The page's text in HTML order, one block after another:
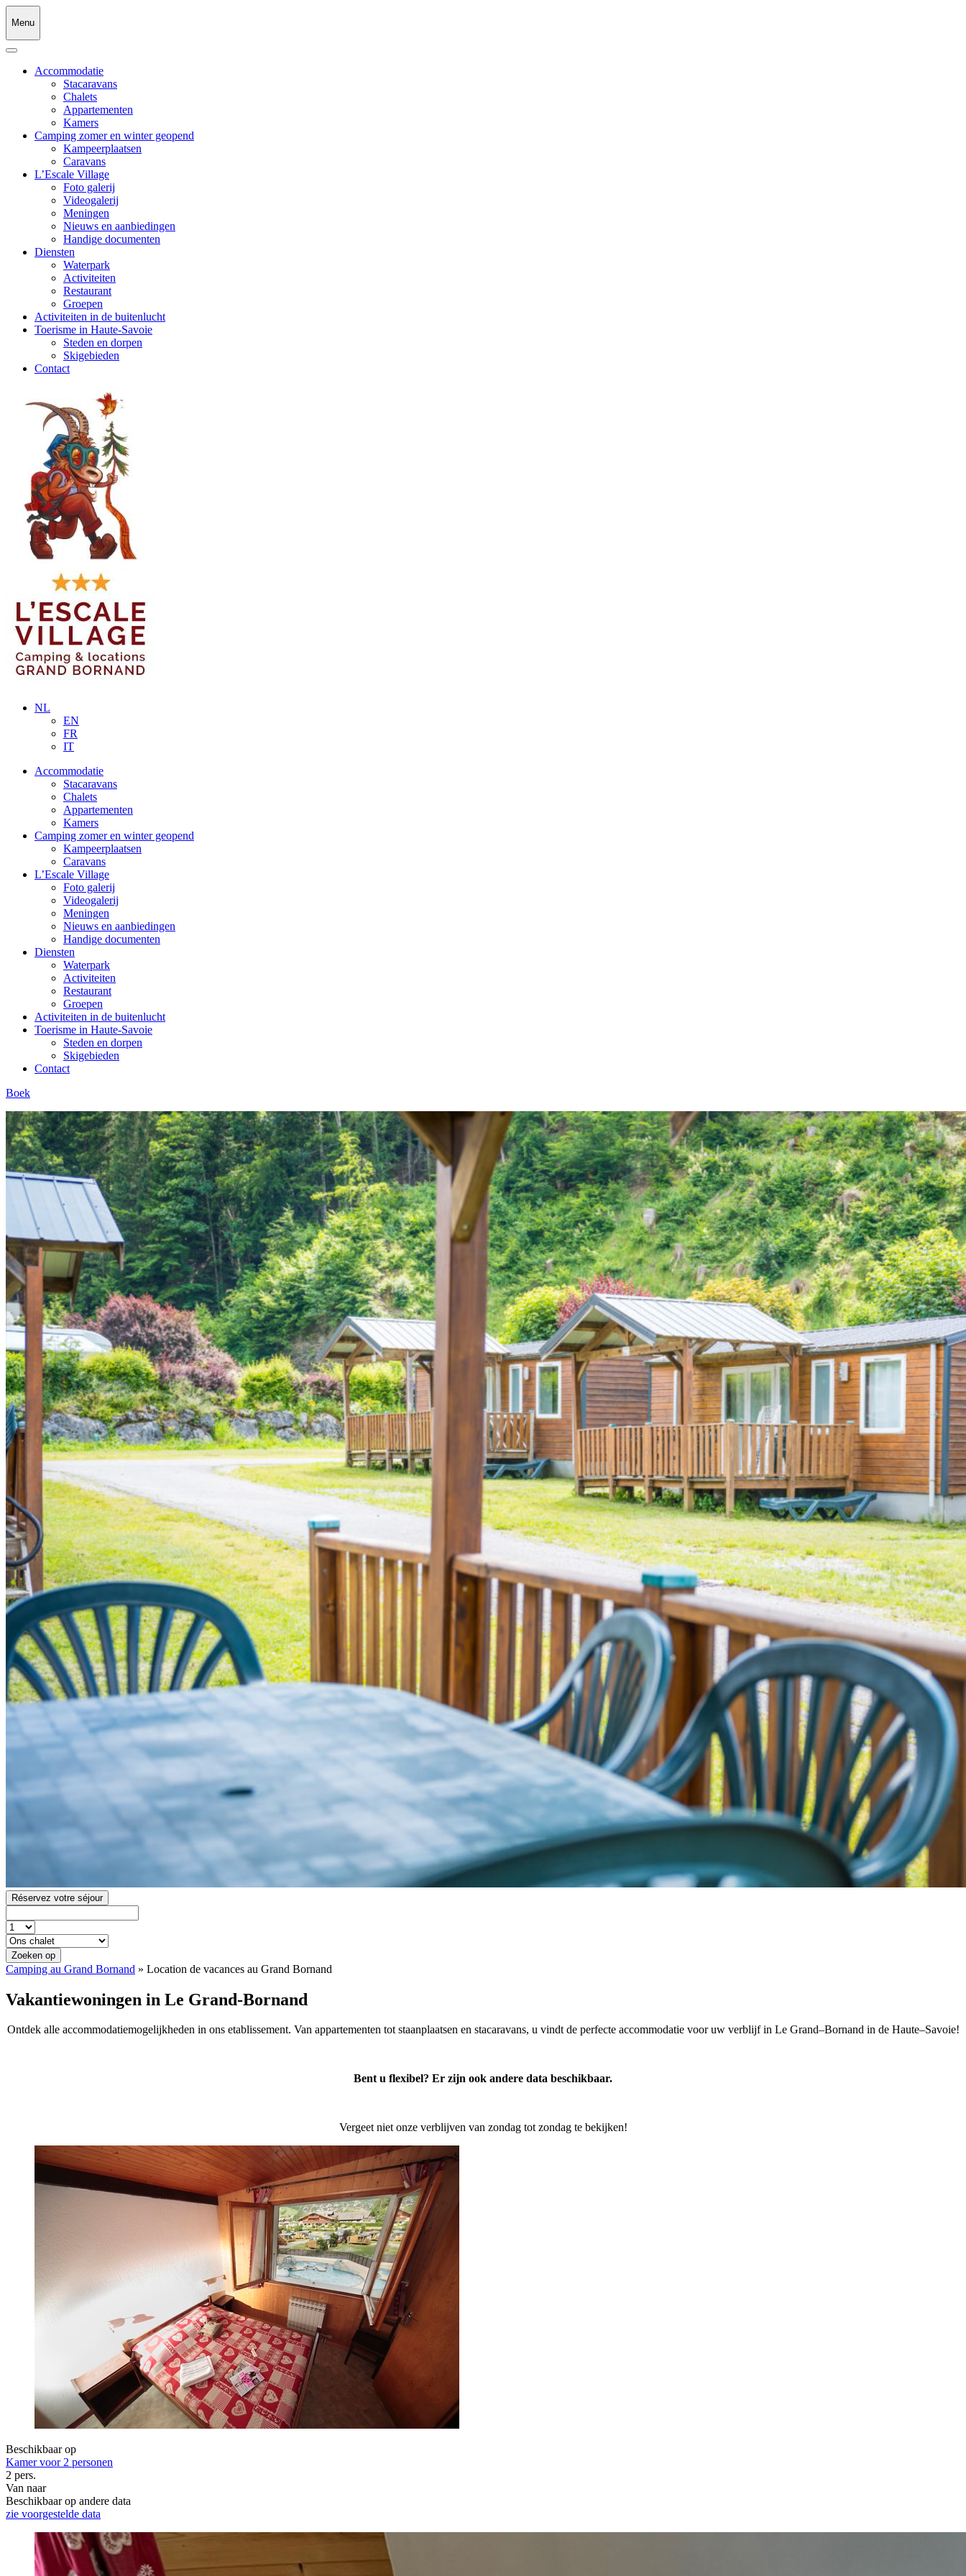
Menu
Accommodatie
Stacaravans
Chalets
Appartementen
Kamers
Camping zomer en winter geopend
Kampeerplaatsen
Caravans
L’Escale Village
Foto galerij
Videogalerij
Meningen
Nieuws en aanbiedingen
Handige documenten
Diensten
Waterpark
Activiteiten
Restaurant
Groepen
Activiteiten in de buitenlucht
Toerisme in Haute-Savoie
Steden en dorpen
Skigebieden
Contact
NL
EN
FR
IT
Accommodatie
Stacaravans
Chalets
Appartementen
Kamers
Camping zomer en winter geopend
Kampeerplaatsen
Caravans
L’Escale Village
Foto galerij
Videogalerij
Meningen
Nieuws en aanbiedingen
Handige documenten
Diensten
Waterpark
Activiteiten
Restaurant
Groepen
Activiteiten in de buitenlucht
Toerisme in Haute-Savoie
Steden en dorpen
Skigebieden
Contact
Boek
Réservez votre séjour
Zoeken op
Camping au Grand Bornand » Location de vacances au Grand Bornand
Vakantiewoningen in Le Grand-Bornand
Ontdek alle accommodatiemogelijkheden in ons etablissement. Van appartementen tot staanplaatsen en stacaravans, u vindt de perfecte accommodatie voor uw verblijf in Le Grand–Bornand in de Haute–Savoie!
Bent u flexibel? Er zijn ook andere data beschikbaar.
Vergeet niet onze verblijven van zondag tot zondag te bekijken!
Beschikbaar op
Kamer voor 2 personen
2 pers.
Van naar
Beschikbaar op andere data
zie voorgestelde data